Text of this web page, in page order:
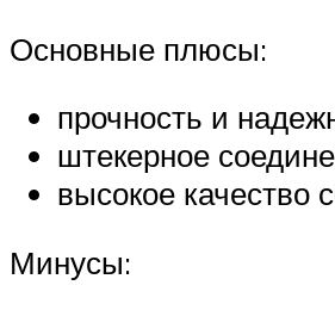
Основные плюсы:
прочность и
штекерное
высокое качество
Минусы: